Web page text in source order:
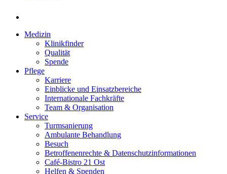
Medizin
Klinikfinder
Qualität
Spende
Pflege
Karriere
Einblicke und Einsatzbereiche
Internationale Fachkräfte
Team & Organisation
Service
Turmsanierung
Ambulante Behandlung
Besuch
Betroffenenrechte & Datenschutzinformationen
Café-Bistro 21 Ost
Helfen & Spenden